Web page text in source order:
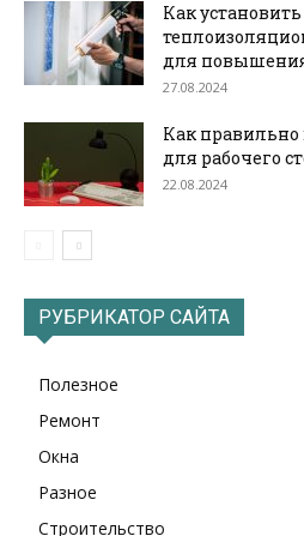
Как установить
для
27.08.2024
Как
для рабочего
22.08.2024
РУБРИКАТОР САЙТА
Полезное
Ремонт
Окна
Разное
Строительство